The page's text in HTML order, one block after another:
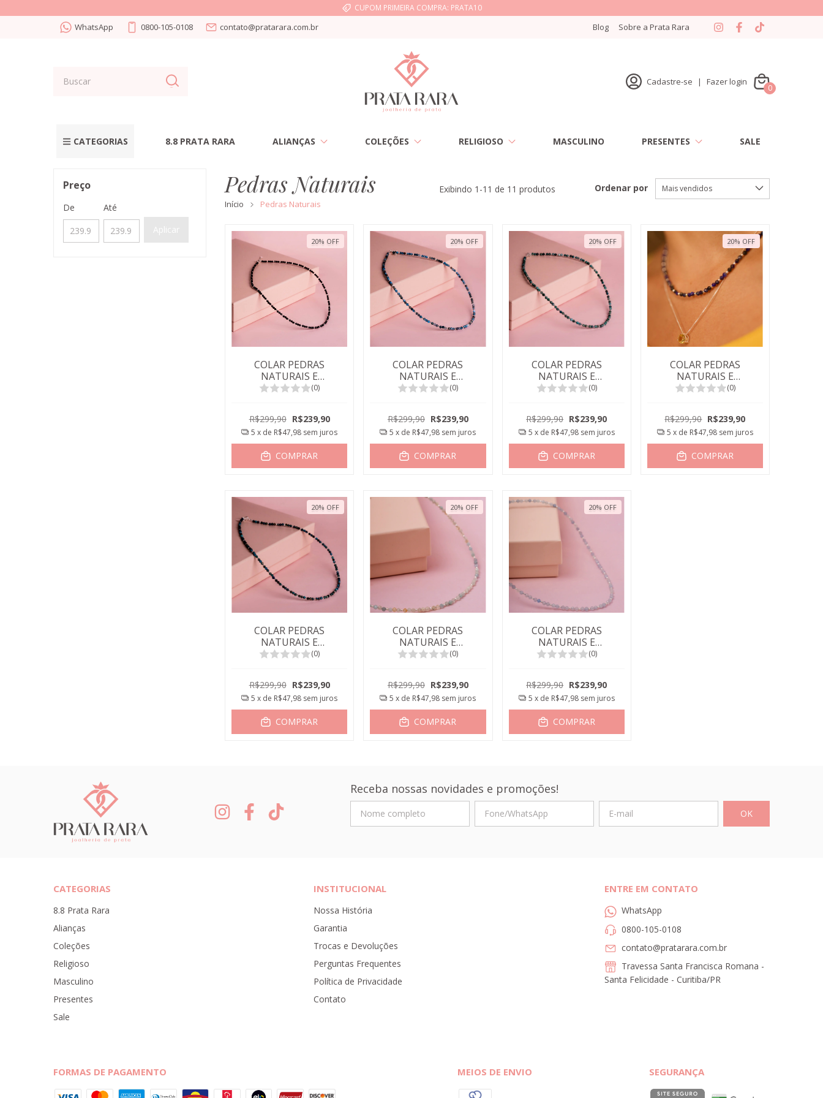
CUPOM PRIMEIRA COMPRA: PRATA10
WhatsApp 0800-105-0108 contato@pratarara.com.br Blog Sobre a Prata Rara
Cadastre-se | Fazer login
0
CATEGORIAS 8.8 PRATA RARA ALIANÇAS COLEÇÕES RELIGIOSO MASCULINO PRESENTES SALE
Preço
De
Até
Aplicar
Pedras Naturais
Início Pedras Naturais
Exibindo 1-11 de 11 produtos Ordenar por
20% OFF
COLAR PEDRAS
NATURAIS E
BOLINHAS ONIX
(0)
R$299,90 R$239,90
5 x de R$47,98 sem juros
COMPRAR
20% OFF
COLAR PEDRAS
NATURAIS E
BOLINHAS GRANADA
(0)
R$299,90 R$239,90
5 x de R$47,98 sem juros
COMPRAR
20% OFF
COLAR PEDRAS
NATURAIS E
BOLINHAS GRANADA
(0)
R$299,90 R$239,90
5 x de R$47,98 sem juros
COMPRAR
20% OFF
COLAR PEDRAS
NATURAIS E
BOLINHAS GRANADA
(0)
R$299,90 R$239,90
5 x de R$47,98 sem juros
COMPRAR
20% OFF
COLAR PEDRAS
NATURAIS E
BOLINHAS GRANADA
(0)
R$299,90 R$239,90
5 x de R$47,98 sem juros
COMPRAR
20% OFF
COLAR PEDRAS
NATURAIS E
BOLINHAS GRANADA
(0)
R$299,90 R$239,90
5 x de R$47,98 sem juros
COMPRAR
20% OFF
COLAR PEDRAS
NATURAIS E
BOLINHAS GRANADA
(0)
R$299,90 R$239,90
5 x de R$47,98 sem juros
COMPRAR
Receba nossas novidades e promoções!
CATEGORIAS
8.8 Prata Rara
Alianças
Coleções
Religioso
Masculino
Presentes
Sale
INSTITUCIONAL
Nossa História
Garantia
Trocas e Devoluções
Perguntas Frequentes
Política de Privacidade
Contato
ENTRE EM CONTATO
WhatsApp
0800-105-0108
contato@pratarara.com.br
Travessa Santa Francisca Romana -
Santa Felicidade - Curitiba/PR
FORMAS DE PAGAMENTO MEIOS DE ENVIO SEGURANÇA